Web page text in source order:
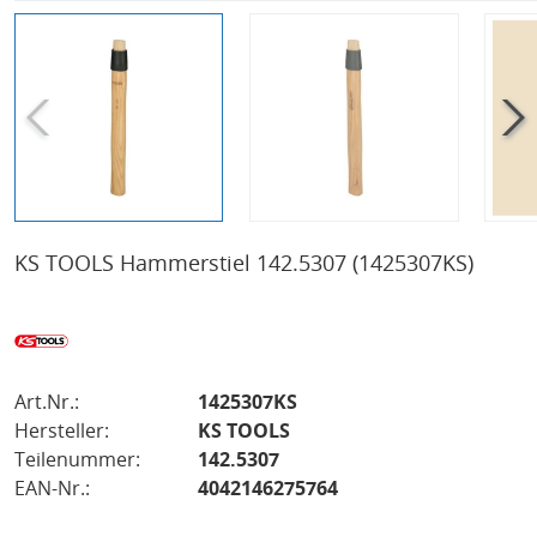
KS TOOLS Hammerstiel 142.5307 (1425307KS)
Art.Nr.:
1425307KS
Hersteller:
KS TOOLS
Teilenummer:
142.5307
EAN-Nr.:
4042146275764